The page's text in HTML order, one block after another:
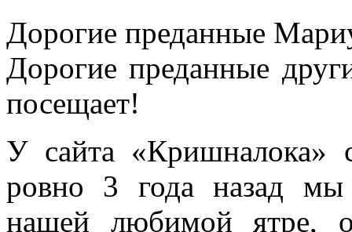
Дорогие преданные
Дорогие преданные
посещает!
У сайта «Кришналока»
ровно 3 года назад мы
нашей любимой ятре,